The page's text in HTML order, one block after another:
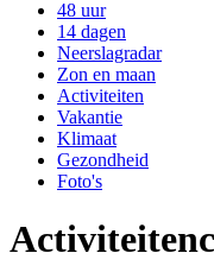
48 uur
14 dagen
Neerslagradar
Zon en maan
Activiteiten
Vakantie
Klimaat
Gezondheid
Foto's